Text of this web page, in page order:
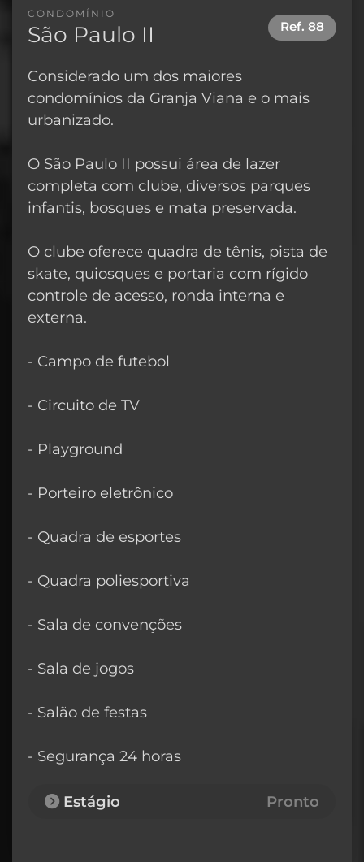
CONDOMÍNIO
São Paulo II Ref. 88
Considerado um dos maiores
condomínios da Granja Viana e o mais
urbanizado.
O São Paulo II possui área de lazer
completa com clube, diversos parques
infantis, bosques e mata preservada.
O clube oferece quadra de tênis, pista de
skate, quiosques e portaria com rígido
controle de acesso, ronda interna e
externa.
- Campo de futebol
- Circuito de TV
- Playground
- Porteiro eletrônico
- Quadra de esportes
- Quadra poliesportiva
- Sala de convenções
- Sala de jogos
- Salão de festas
- Segurança 24 horas
Estágio Pronto